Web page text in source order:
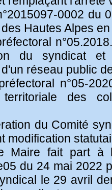
0002 du
Hautes Alpes
du syndicat
réseau public
n°05-
territoriale des
du Comité
modification
Maire fait part à
du 24 mai 2022
le 29 avril